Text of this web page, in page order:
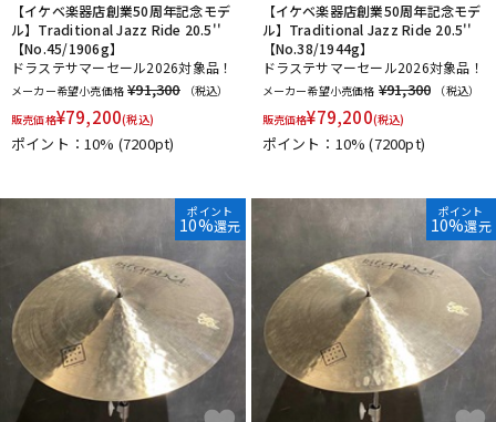
【イケベ楽器店創業50周年記念モデ
ル】Traditional Jazz Ride 20.5''
【No.45/1906g】
ドラステサマーセール2026対象品！
メーカー希望小売価格 ¥91,300
（税込）
販売価格¥79,200(税込)
ポイント：10% (7200pt)
【イケベ楽器店創業50周年記念モデ
ル】Traditional Jazz Ride 20.5''
【No.38/1944g】
ドラステサマーセール2026対象品！
メーカー希望小売価格 ¥91,300
（税込）
販売価格¥79,200(税込)
ポイント：10%(7200pt)
ポイント
10%還元
ポイント
10%還元